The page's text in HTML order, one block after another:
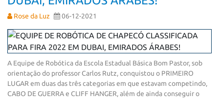
Rose da Luz 06-12-2021
A Equipe de Robótica da Escola Estadual Básica Bom Pastor, sob
orientação do professor Carlos Rutz, conquistou o PRIMEIRO
LUGAR em duas das três categorias em que estavam competindo,
CABO DE GUERRA e CLIFF HANGER, além de ainda conseguir o